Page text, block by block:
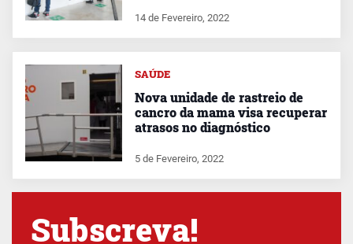
14 de Fevereiro, 2022
SAÚDE
Nova unidade de rastreio de
cancro da mama visa recuperar
atrasos no diagnóstico
5 de Fevereiro, 2022
Subscreva!